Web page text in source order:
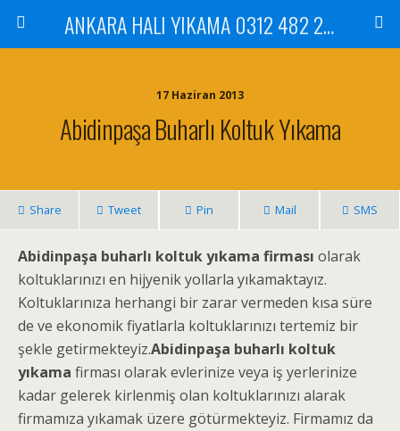
ANKARA HALI YIKAMA 0312 482 20 01 ÇİLEK HALI YIKAMA KOLTUK YIKAMA DİKMEN ÇANKAYA GÖLBAŞI MAMAK
17 Haziran 2013
Abidinpaşa Buharlı Koltuk Yıkama
Share Tweet Pin Mail SMS
Abidinpaşa buharlı koltuk yıkama firması olarak
koltuklarınızı en hijyenik yollarla yıkamaktayız.
Koltuklarınıza herhangi bir zarar vermeden kısa süre
de ve ekonomik fiyatlarla koltuklarınızı tertemiz bir
şekle getirmekteyiz.Abidinpaşa buharlı koltuk
yıkama firması olarak evlerinize veya iş yerlerinize
kadar gelerek kirlenmiş olan koltuklarınızı alarak
firmamıza yıkamak üzere götürmekteyiz. Firmamız da